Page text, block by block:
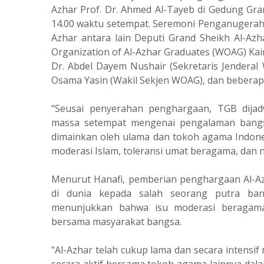
Azhar Prof. Dr. Ahmed Al-Tayeb di Gedung
14.00 waktu setempat. Seremoni
Azhar antara lain Deputi Grand Sheikh Al-
Organization of Al-Azhar Graduates (WOAG)
Dr. Abdel Dayem Nushair (Sekretaris
Osama Yasin (Wakil Sekjen WOAG), dan
"Seusai penyerahan penghargaan, TGB
massa setempat mengenai pengalaman
dimainkan oleh ulama dan tokoh agama
moderasi Islam, toleransi umat beragama, dan
Menurut Hanafi, pemberian penghargaan Al-
di dunia kepada salah seorang putra
menunjukkan bahwa isu moderasi
bersama masyarakat bangsa.
"Al-Azhar telah cukup lama dan secara